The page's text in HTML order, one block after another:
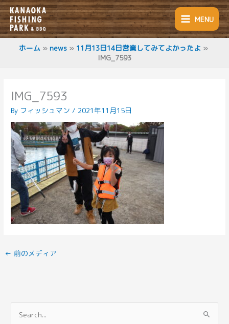
内
容
を
ス
MENU
ホーム news
11月13日14日営業してみてよかったよ
IMG_7593
IMG_7593
By フィッシュマン / 2021年11月15日
← 前のメディア